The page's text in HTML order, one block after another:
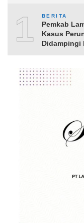
10BERITA
Pemkab
Kasus
Didampingi